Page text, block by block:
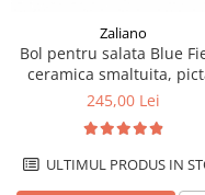
Zaliano
Bol pentru salata Blue
ceramica smaltuita,
manual, 25,2 cm, volum
245,00 Lei
ULTIMUL PRODUS IN